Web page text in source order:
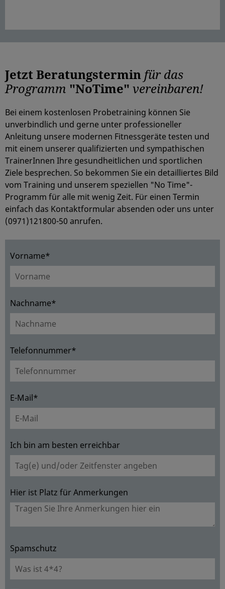
Jetzt Beratungstermin für das
Programm "NoTime" vereinbaren!
Bei einem kostenlosen Probetraining können Sie
unverbindlich und gerne unter professioneller
Anleitung unsere modernen Fitnessgeräte testen und
mit einem unserer qualifizierten und sympathischen
TrainerInnen Ihre gesundheitlichen und sportlichen
Ziele besprechen. So bekommen Sie ein detailliertes Bild
vom Training und unserem speziellen "No Time"-
Programm für alle mit wenig Zeit. Für einen Termin
einfach das Kontaktformular absenden oder uns unter
(0971)121800-50 anrufen.
Vorname*
Nachname*
Telefonnummer*
E-Mail*
Ich bin am besten erreichbar
Hier ist Platz für Anmerkungen
Spamschutz